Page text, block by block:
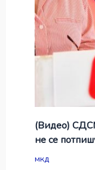
(Видео)
не се
мкд